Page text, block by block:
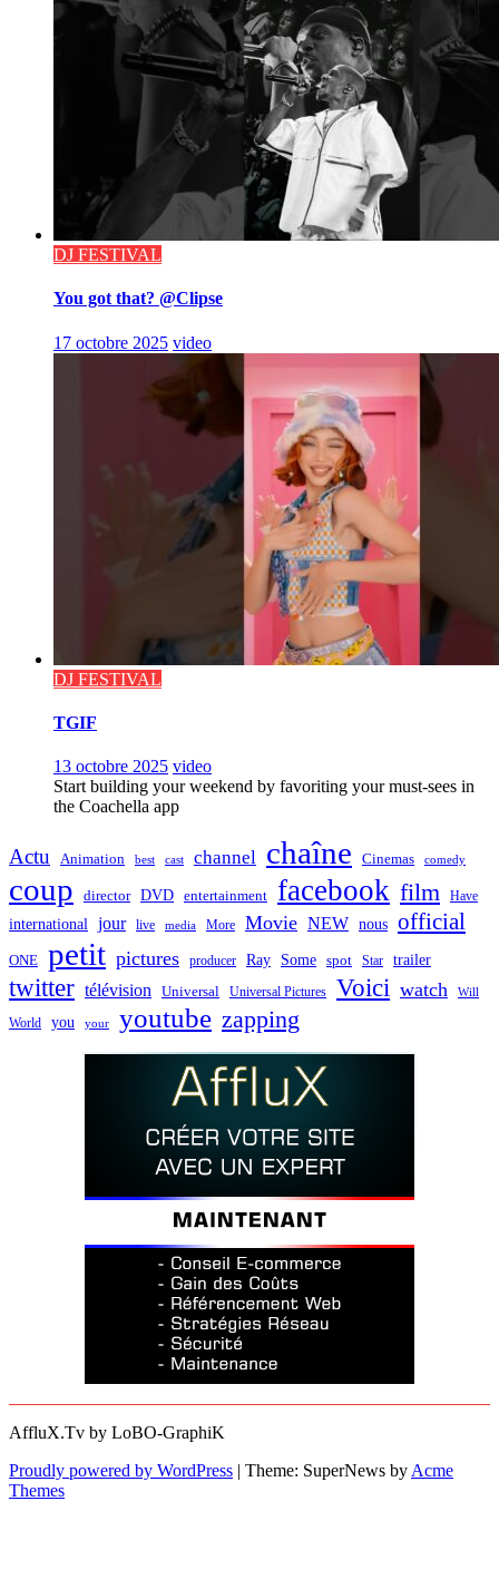
DJ FESTIVAL
You got that? @Clipse
17 octobre 2025 video
DJ FESTIVAL
TGIF
13 octobre 2025 video
Start building your weekend by favoriting your must-sees in
the Coachella app
Actu Animation best cast channel chaîne Cinemas comedy
coup director DVD entertainment facebook film Have
international jour live media More Movie NEW nous official
ONE petit pictures producer Ray Some spot Star trailer
twitter télévision Universal Universal Pictures Voici watch Will
World you your youtube zapping
AffluX.Tv by LoBO-GraphiK
Proudly powered by WordPress | Theme: SuperNews by Acme
Themes